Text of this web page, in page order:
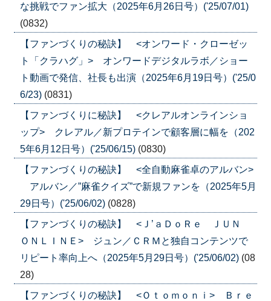
な挑戦でファン拡大（2025年6月26日号）('25/07/01)
(0832)
【ファンづくりの秘訣】 <オンワード・クローゼッ
ト「クラハグ」> オンワードデジタルラボ／ショー
ト動画で発信、社長も出演（2025年6月19日号）('25/0
6/23) (0831)
【ファンづくりに秘訣】 <クレアルオンラインショ
ップ> クレアル／新プロテインで顧客層に幅を（202
5年6月12日号）('25/06/15) (0830)
【ファンづくりの秘訣】 <全自動麻雀卓のアルバン>
アルバン／”麻雀クイズ”で新規ファンを（2025年5月
29日号）('25/06/02) (0828)
【ファンづくりの秘訣】 <Ｊ’ａＤｏＲｅ ＪＵＮ
ＯＮＬＩＮＥ> ジュン／ＣＲＭと独自コンテンツで
リピート率向上へ（2025年5月29日号）('25/06/02) (08
28)
【ファンづくりの秘訣】 <Ｏｔｏｍｏｎｉ> Ｂｒｅ